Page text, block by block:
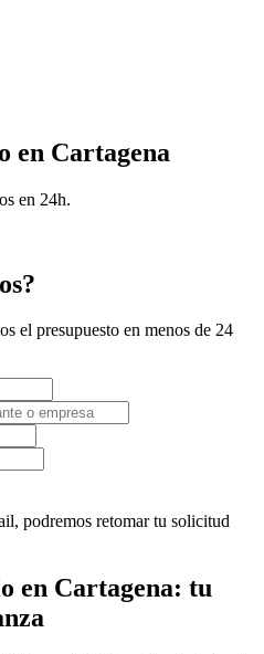
en Cartagena
en 24h.
el presupuesto en menos de 24
podremos retomar tu solicitud
en Cartagena: tu